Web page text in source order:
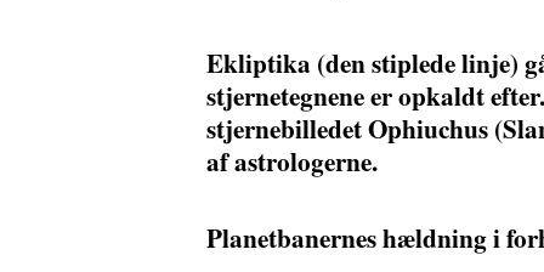
Ekliptika (den stiplede linje)
stjernetegnene er opkaldt
stjernebilledet Ophiuchus
af astrologerne.
Planetbanernes hældning i